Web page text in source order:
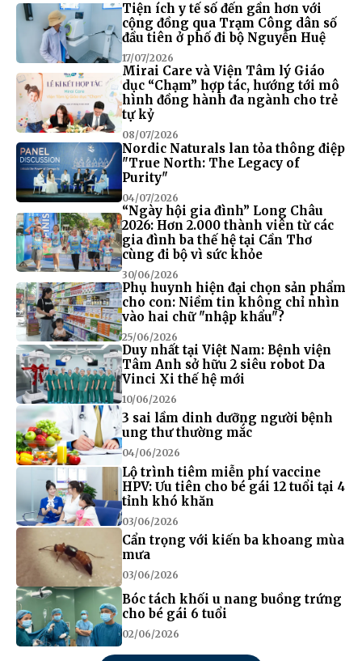
Tiện ích y tế số đến gần hơn với
cộng đồng qua Trạm Công dân số
đầu tiên ở phố đi bộ Nguyễn Huệ
17/07/2026
Mirai Care và Viện Tâm lý Giáo
dục “Chạm” hợp tác, hướng tới mô
hình đồng hành đa ngành cho trẻ
tự kỷ
08/07/2026
Nordic Naturals lan tỏa thông điệp
"True North: The Legacy of
Purity"
04/07/2026
“Ngày hội gia đình” Long Châu
2026: Hơn 2.000 thành viên từ các
gia đình ba thế hệ tại Cần Thơ
cùng đi bộ vì sức khỏe
30/06/2026
Phụ huynh hiện đại chọn sản phẩm
cho con: Niềm tin không chỉ nhìn
vào hai chữ "nhập khẩu"?
25/06/2026
Duy nhất tại Việt Nam: Bệnh viện
Tâm Anh sở hữu 2 siêu robot Da
Vinci Xi thế hệ mới
10/06/2026
3 sai lầm dinh dưỡng người bệnh
ung thư thường mắc
04/06/2026
Lộ trình tiêm miễn phí vaccine
HPV: Ưu tiên cho bé gái 12 tuổi tại 4
tỉnh khó khăn
03/06/2026
Cẩn trọng với kiến ba khoang mùa
mưa
03/06/2026
Bóc tách khối u nang buồng trứng
cho bé gái 6 tuổi
02/06/2026